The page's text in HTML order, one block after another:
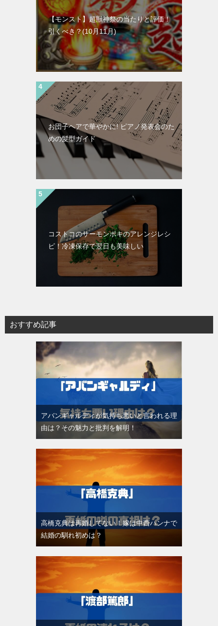
【モンスト】超獣神祭の当たりと評価！
引くべき？(10月11月)
お団子ヘアで華やかに! ピアノ発表会のた
めの髪型ガイド
コストコのサーモンポキのアレンジレシ
ピ！冷凍保存で翌日も美味しい
おすすめ記事
アバンギャルディが気持ち悪いと言われる理
由は？その魅力と批判を解明！
高橋克典は再婚してない！嫁は中西ハンナで
結婚の馴れ初めは？